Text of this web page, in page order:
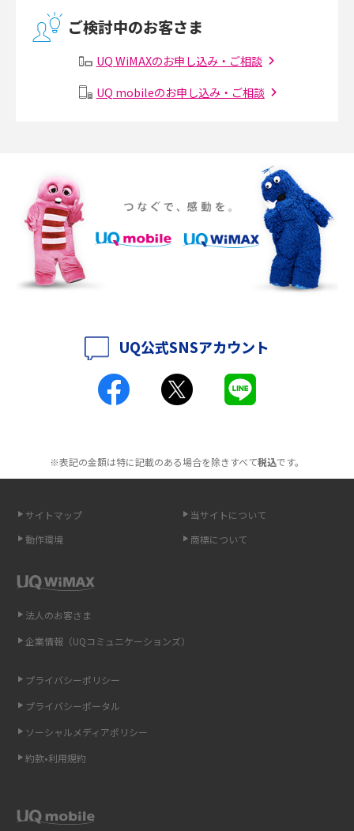
無線LANとは？メリット・デメリットや接続方法を解説
メッシュWi-Fiとは？仕組みやメリット・デメリット、中継機との違いを解
ポケット型Wi-Fiをレンタルするメリットとは？選び方や向いている方の特
徴も紹介
持ち運びできるポケット型Wi-Fiのおススメの選び方は？メリット・デメリ
ットも紹介
ポケット型Wi-Fiとは？通信の仕組みやメリット・デメリットを解説
工事不要！置くだけWi-Fiの特徴は？メリット・デメリットや選び方を解説
介
ポケット型Wi-Fi（モバイルWi-Fi）とは？おススメする方の特徴や選び方を
点も解説
ギガバイト（GB）とは？1GBの目安やギガが足りない時の対処法を紹介
Wi-Fi 6とは？Wi-Fi 5との違いやメリットと注意点、規格の種類も解説
ご検討中のお客さま
UQ WiMAXのお申し込み・ご相談
UQ mobileのお申し込み・ご相談
UQ公式SNSアカウント
※表記の金額は特に記載のある場合を除きすべて税込です。
サイトマップ
当サイトについて
動作環境
商標について
法人のお客さま
企業情報（UQコミュニケーションズ）
プライバシーポリシー
プライバシーポータル
ソーシャルメディアポリシー
約款•利用規約